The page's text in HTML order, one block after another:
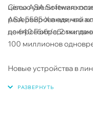
целью увеличения
резервирования, что
центров обработки
Cisco ASA Software
ASA 5585-X в единый
до 640 Гбит/с, 2
100 миллионов
Новые устройства в